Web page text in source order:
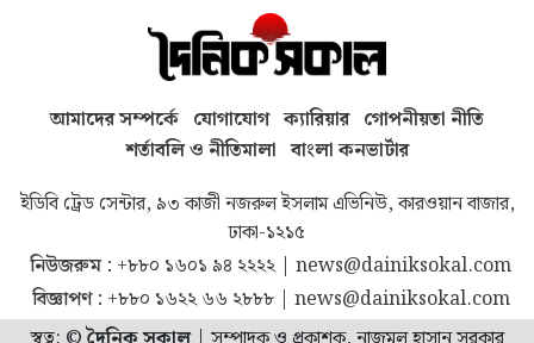
আমাদের সম্পর্কে যোগাযোগ ক্যারিয়ার গোপনীয়তা নীতি
শর্তাবলি ও নীতিমালা বাংলা কনভার্টার
ইডিবি ট্রেড সেন্টার, ৯৩ কাজী নজরুল ইসলাম এভিনিউ, কারওয়ান বাজার,
ঢাকা-১২১৫
নিউজরুম : +৮৮০ ১৬০১ ৯৪ ২২২২| news@dainiksokal.com
বিজ্ঞাপণ : +৮৮০ ১৬২২ ৬৬ ২৮৮৮| news@dainiksokal.com